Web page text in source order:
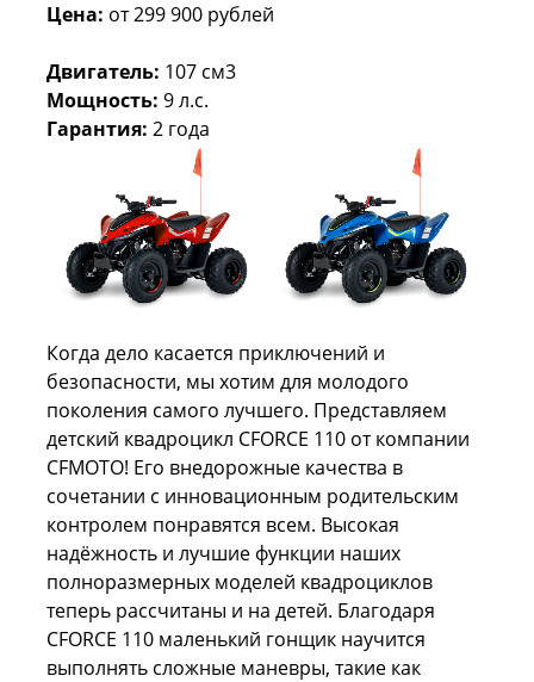
Цена: от 299 900 рублей
Двигатель: 107 см3
Мощность: 9 л.с.
Гарантия: 2 года
Когда дело касается приключений и
безопасности, мы хотим для молодого
поколения самого лучшего. Представляем
детский квадроцикл CFORCE 110 от компании
CFMOTO! Его внедорожные качества в
сочетании с инновационным родительским
контролем понравятся всем. Высокая
надёжность и лучшие функции наших
полноразмерных моделей квадроциклов
теперь рассчитаны и на детей. Благодаря
CFORCE 110 маленький гонщик научится
выполнять сложные маневры, такие как